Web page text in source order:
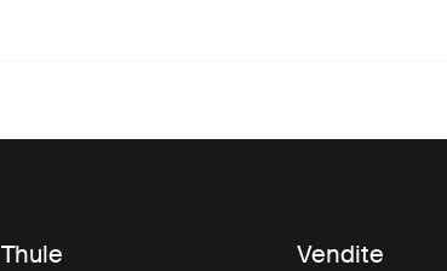
Thule Vendite